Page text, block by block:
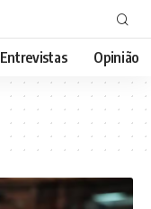
Entrevistas Opinião